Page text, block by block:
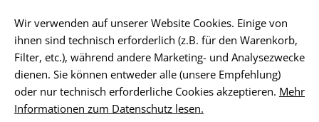
PASSWORT-WIEDERHERSTELLUNG
Wir senden Ihnen eine Bestätigungs-E-Mail. Klicken Sie
auf den darin enthaltenen Link, um Ihr Passwort zu
Wir verwenden auf unserer Website Cookies. Einige von
ihnen sind technisch erforderlich (z.B. für den Warenkorb,
Filter, etc.), während andere Marketing- und Analysezwecke
dienen. Sie können entweder alle (unsere Empfehlung)
oder nur technisch erforderliche Cookies akzeptieren. Mehr
Informationen zum Datenschutz lesen.